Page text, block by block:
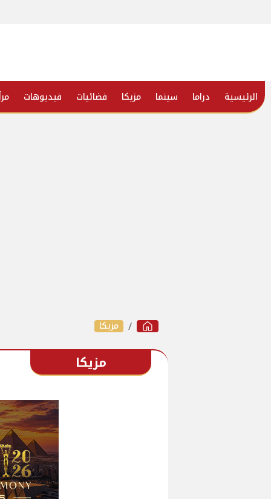
الرئيسية دراما سينما مزيكا فضائيات فيديوهات
مزيكا
مزيكا